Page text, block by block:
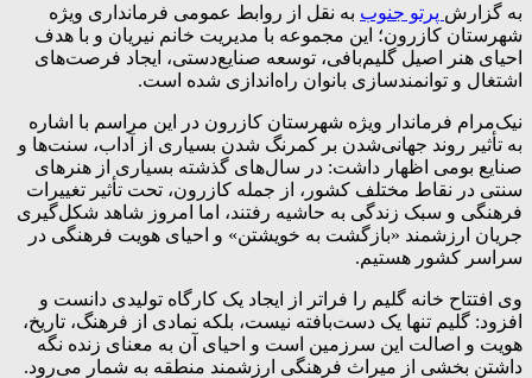
به گزارش پرتو جنوب به نقل از روابط عمومی فرمانداری ویژه
شهرستان کازرون؛ این مجموعه با مدیریت خانم نیریان و با هدف
احیای هنر اصیل گلیم‌بافی، توسعه صنایع‌دستی، ایجاد فرصت‌های
اشتغال و توانمندسازی بانوان راه‌اندازی شده است.
نیک‌مرام فرماندار ویژه شهرستان کازرون در این مراسم با اشاره
به تأثیر روند جهانی‌شدن بر کمرنگ شدن بسیاری از آداب، سنت‌ها و
صنایع بومی اظهار داشت: در سال‌های گذشته بسیاری از هنرهای
سنتی در نقاط مختلف کشور، از جمله کازرون، تحت تأثیر تغییرات
فرهنگی و سبک زندگی به حاشیه رفتند، اما امروز شاهد شکل‌گیری
جریان ارزشمند «بازگشت به خویشتن» و احیای هویت فرهنگی در
سراسر کشور هستیم.
وی افتتاح خانه گلیم را فراتر از ایجاد یک کارگاه تولیدی دانست و
افزود: گلیم تنها یک دست‌بافته نیست، بلکه نمادی از فرهنگ، تاریخ،
هویت و اصالت این سرزمین است و احیای آن به معنای زنده نگه
داشتن بخشی از میراث فرهنگی ارزشمند منطقه به شمار می‌رود.